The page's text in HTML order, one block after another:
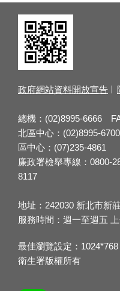
政府網站資料開放宣告
總機：(02)8995-6666
北區中心：(02)8995-
區中心：(07)235-4861
廉政署檢舉專線：0800-
8117
地址：242030 新北市新
服務時間：週一至週五
最佳瀏覽設定：
衛生署版權所有